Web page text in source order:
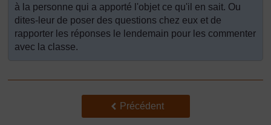
à la personne qui a apporté l'objet ce qu'il en sait. Ou
dites-leur de poser des questions chez eux et de
rapporter les réponses le lendemain pour les commenter
avec la classe.
Précédent
Précédent